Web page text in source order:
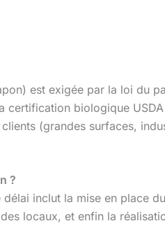
est exigée par la loi du
certification biologique
(grandes surfaces,
?
inclut la mise en place
locaux, et enfin la